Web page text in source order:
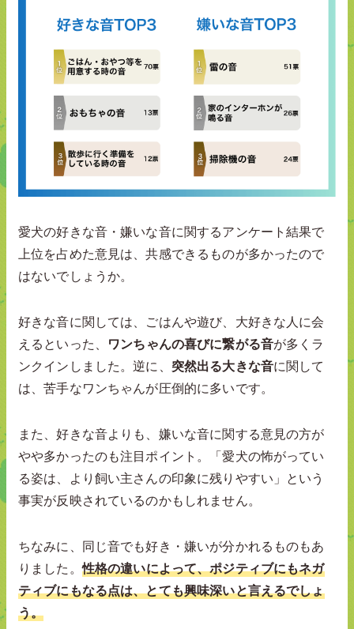
愛犬の好きな音・嫌いな音に関するアンケート結果で
上位を占めた意見は、共感できるものが多かったので
はないでしょうか。
好きな音に関しては、ごはんや遊び、大好きな人に会
えるといった、 ワンちゃんの喜びに繋がる音が多くラ
ンクインしました。逆に、 突然出る大きな音に関して
は、苦手なワンちゃんが圧倒的に多いです。
また、好きな音よりも、嫌いな音に関する意見の方が
やや多かったのも注目ポイント。「愛犬の怖がってい
る姿は、より飼い主さんの印象に残りやすい」という
事実が反映されているのかもしれません。
ちなみに、同じ音でも好き・嫌いが分かれるものもあ
りました。性格の違いによって、ポジティブにもネガ
ティブにもなる点は、とても興味深いと言えるでしょ
う。